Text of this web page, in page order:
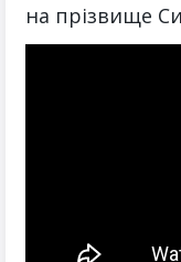
на прізвище